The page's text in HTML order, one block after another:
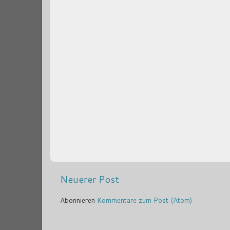
Neuerer Post
Abonnieren Kommentare zum Post (Atom)